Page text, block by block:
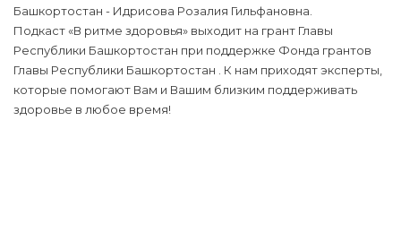
Башкортостан - Идрисова Розалия Гильфановна.
Подкаст «В ритме здоровья» выходит на грант Главы
Республики Башкортостан при поддержке Фонда грантов
Главы Республики Башкортостан . К нам приходят эксперты,
которые помогают Вам и Вашим близким поддерживать
здоровье в любое время!